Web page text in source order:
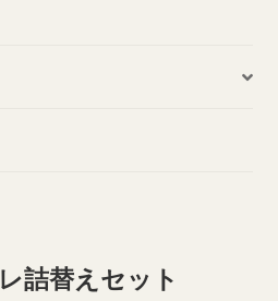
詰替えセット